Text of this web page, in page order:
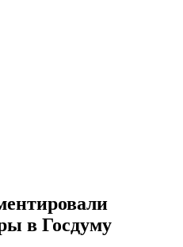
в Госдуму